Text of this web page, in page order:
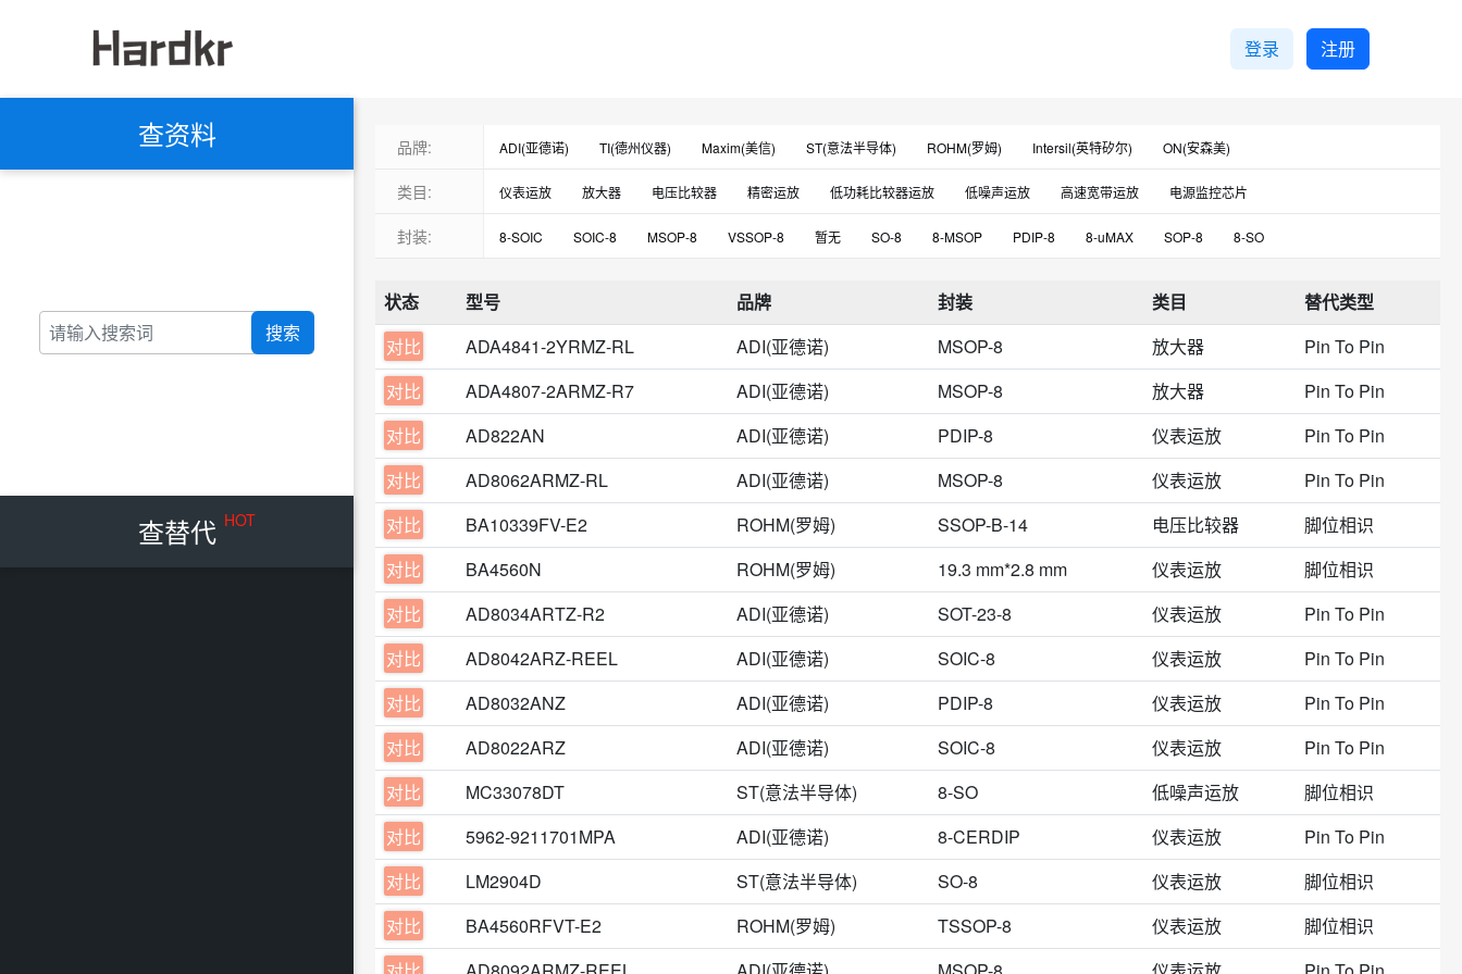
登录 注册
查资料
搜索
查替代 HOT
品牌: ADI(亚德诺) TI(德州仪器) Maxim(美信) ST(意法半导体) ROHM(罗姆) Intersil(英特矽尔)
ON(安森美)
Advanced Linear Devices
Microchip(微芯) Runic(润石) 3PEAK(思瑞浦) HGSEMI(华冠)
Htcsemi(海天芯)
RUIMENG(瑞盟) Toshiba(东芝) Trusignal(坤元)
Belling(贝岭)
Slkor(萨科微) Ascend(安森德) NXP(恩智浦) Puolop(迪浦) GN(旌芯)
IDCHIP(英锐芯)
Motorola(摩托罗拉) Holtek(合泰) Broadchip(广芯)
NEC(日电)
IK Semicon PJ(平晶) Conntek(昆泰芯) Blue Rocket(蓝箭) Dialog
FM(富满)
SteadiChips(思泰迪)
Aerosemi(航天民芯)
类目: 仪表运放 放大器 电压比较器 精密运放 低功耗比较器运放 低噪声运放 高速宽带运放
电源监控芯片
特殊功能放大器
FET输入运放 接口专用芯片 暂无 电机马达点火驱动器IC 电池电源管理芯片PMIC
RFFETMOSFET
封装: 8-SOIC SOIC-8 MSOP-8 VSSOP-8 暂无 SO-8 8-MSOP PDIP-8 8-uMAX SOP-8
8-SO
USOP-8 MSOP8 Mini-SO-8
DFN-8
SOIC-8 Narrow
SOT-8 CDIP-8 SSOP-B-8 SOP-J-8
SC-70-8
uMAX 8-SSOP-B SM8 SOP-14 TMSOP-8
SNT-8A-8
SOT-23 TO-205AA，TO-5-8金属罐 TO-263-7 TSSOP-B8J-8 圆盘 8-DMP
8-LFCSP-WD（2x2）
8-SOPowerPad Micro-8
WSON-8
X2QFN-8 14-SOPJ 8-MSOP-PowerPad 8-SOIC-EP
8-SOP-J
8-TMSOP
8-UltraCSP™（Xcept） 8-XFLGA CDIP-SB-8 CFP-8 DIP8
FLP-8
FlatPack-8
HSOP-25 MSOP MSOP-10 Micro8 Micro8-8 MiniSO
状态 型号 品牌 封装 类目
替代类型
对比
ADA4841-2YRMZ-RL ADI(亚德诺) MSOP-8 放大器
Pin To Pin
对比
ADA4807-2ARMZ-R7 ADI(亚德诺) MSOP-8 放大器
Pin To Pin
对比
AD822AN ADI(亚德诺) PDIP-8 仪表运放
Pin To Pin
对比
AD8062ARMZ-RL ADI(亚德诺) MSOP-8 仪表运放
Pin To Pin
对比
BA10339FV-E2 ROHM(罗姆) SSOP-B-14 电压比较器
脚位相识
对比
BA4560N ROHM(罗姆) 19.3 mm*2.8 mm 仪表运放
脚位相识
对比
AD8034ARTZ-R2 ADI(亚德诺) SOT-23-8 仪表运放
Pin To Pin
对比
AD8042ARZ-REEL ADI(亚德诺) SOIC-8 仪表运放
Pin To Pin
对比
AD8032ANZ ADI(亚德诺) PDIP-8 仪表运放
Pin To Pin
对比
AD8022ARZ ADI(亚德诺) SOIC-8 仪表运放
Pin To Pin
对比
MC33078DT ST(意法半导体) 8-SO 低噪声运放
脚位相识
对比
5962-9211701MPA ADI(亚德诺) 8-CERDIP 仪表运放
Pin To Pin
对比
LM2904D ST(意法半导体) SO-8 仪表运放
脚位相识
对比
BA4560RFVT-E2 ROHM(罗姆) TSSOP-8 仪表运放
脚位相识